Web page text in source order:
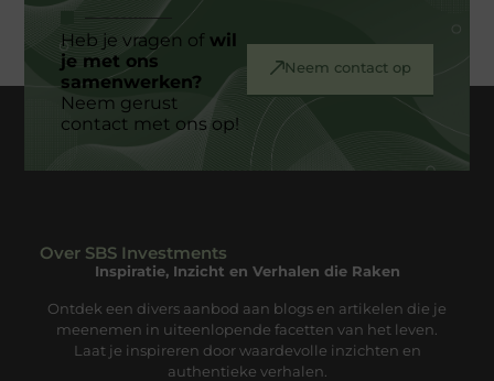
Heb je vragen ofwil
je met ons
samenwerken?
Neem gerust
contact met ons op!
Neem contact op
Over SBS Investments
Inspiratie, Inzicht en Verhalen die Raken
Ontdek een divers aanbod aan blogs en artikelen die je
meenemen in uiteenlopende facetten van het leven.
Laat je inspireren door waardevolle inzichten en
authentieke verhalen.